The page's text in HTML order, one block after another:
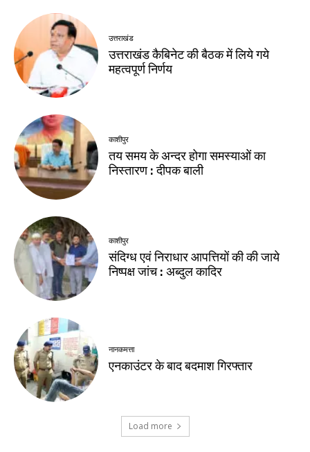
उत्तराखंड
उत्तराखंड कैबिनेट की बैठक में लिये गये
महत्वपूर्ण निर्णय
काशीपुर
तय समय के अन्दर होगा समस्याओं का
निस्तारण : दीपक बाली
काशीपुर
संदिग्ध एवं निराधार आपत्तियों की की जाये
निष्पक्ष जांच : अब्दुल कादिर
नानकमत्ता
एनकाउंटर के बाद बदमाश गिरफ्तार
Load more